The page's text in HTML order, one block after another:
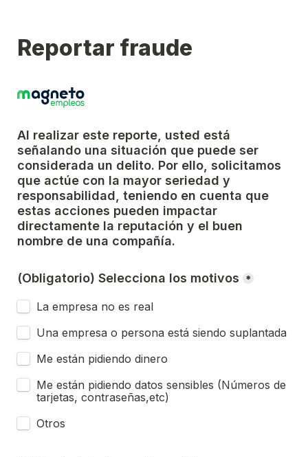
Reportar fraude
Al realizar este reporte, usted está
señalando una situación que puede ser
considerada un delito. Por ello, solicitamos
que actúe con la mayor seriedad y
responsabilidad, teniendo en cuenta que
estas acciones pueden impactar
directamente la reputación y el buen
nombre de una compañía.
(Obligatorio) Selecciona los motivos *
La empresa no es real
Una empresa o persona está siendo suplantada
Me están pidiendo dinero
Me están pidiendo datos sensibles (Números de
tarjetas, contraseñas,etc)
Otros